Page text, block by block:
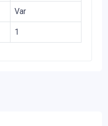
Var
1